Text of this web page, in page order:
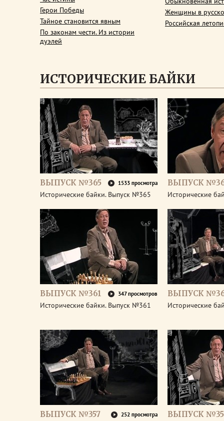
Герои Победы
Тайное становится явным
По законам чести. Из истории
дуэлей
Женщины в
Российская
ИСТОРИЧЕСКИЕ БАЙКИ
ВЫПУСК №365 1533 просмотра
Исторические байки. Выпуск №365
ВЫПУСК
Исторические
ВЫПУСК №361 347 просмотров
Исторические байки. Выпуск №361
ВЫПУСК
Исторические
ВЫПУСК №357 252 просмотра ВЫПУСК